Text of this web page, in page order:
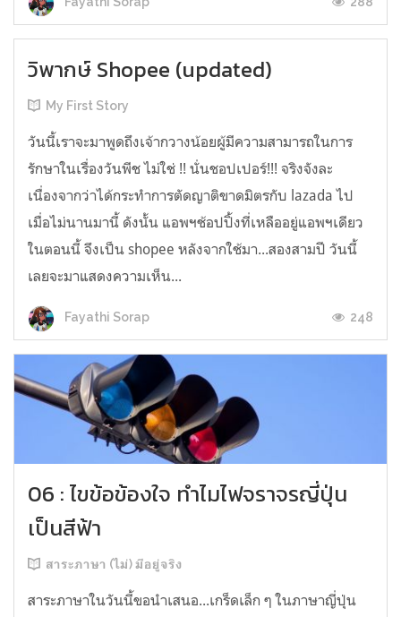
วิพากษ์ Shopee (updated)
My First Story
วันนี้เราจะมาพูดถึงเจ้ากวางน้อยผู้มีความสามารถในการ
รักษาในเรื่องวันพีช ไม่ใช่ !! นั่นชอปเปอร์!!! จริงจังละ
เนื่องจากว่าได้กระทำการตัดญาติขาดมิตรกับ lazada ไป
เมื่อไม่นานมานี้ ดังนั้น แอพฯช้อปปิ้งที่เหลืออยู่แอพฯเดียว
ในตอนนี้ จึงเป็น shopee หลังจากใช้มา...สองสามปี วันนี้
เลยจะมาแสดงความเห็น...
Fayathi Sorap 248
06 : ไขข้อข้องใจ ทำไมไฟจราจรญี่ปุ่น
เป็นสีฟ้า
สาระภาษา (ไม่) มีอยู่จริง
สาระภาษาในวันนี้ขอนำเสนอ...เกร็ดเล็ก ๆ ในภาษาญี่ปุ่น